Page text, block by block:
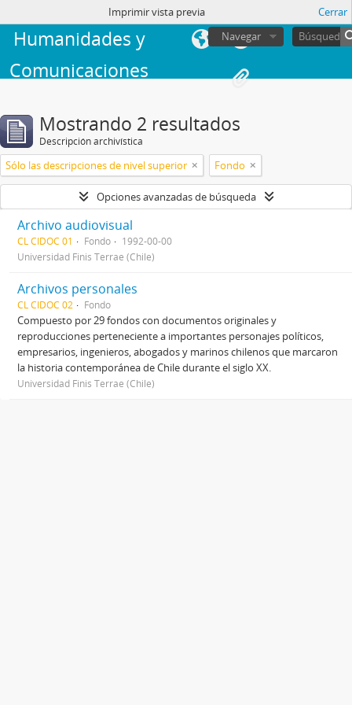
Facultad de
Humanidades y
Comunicaciones
sesión
Navegar
Imprimir vista previa Cerrar
Mostrando 2 resultados
Descripción archivística
Sólo las descripciones de nivel superior Fondo
Opciones avanzadas de búsqueda
Archivo audiovisual
CL CIDOC 01 Fondo
1992-00-00
Universidad Finis Terrae (Chile)
Archivos personales
CL CIDOC 02 Fondo
Compuesto por 29 fondos con documentos originales y
reproducciones perteneciente a importantes personajes políticos,
empresarios, ingenieros, abogados y marinos chilenos que marcaron
la historia contemporánea de Chile durante el siglo XX.
Universidad Finis Terrae (Chile)